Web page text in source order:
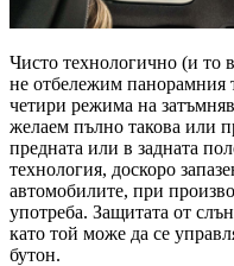
Чисто технологично (и то
не отбележим панорамния
четири режима на
желаем пълно такова или
предната или в задната
технология, доскоро
автомобилите, при
употреба. Защитата от
като той може да се
бутон.